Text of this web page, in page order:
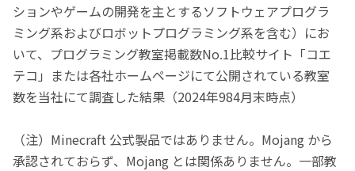
ションやゲームの開発を主とするソフトウェアプログラ
ミング系およびロボットプログラミング系を含む）にお
いて、プログラミング教室掲載数No.1比較サイト「コエ
テコ」または各社ホームページにて公開されている教室
数を当社にて調査した結果（2024年984月末時点）
（注）Minecraft 公式製品ではありません。Mojang から
承認されておらず、Mojang とは関係ありません。一部教